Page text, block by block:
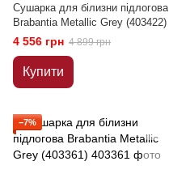
Сушарка для білизни підлогова
Brabantia Metallic Grey (403422)
4 556 грн 4 899 грн
Купити
−7%